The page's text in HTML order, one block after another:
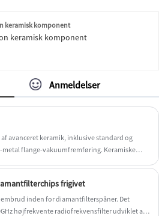
keramisk komponent
keramisk komponent
Anmeldelser
avanceret keramik, inklusive standard og
flange-vakuumfremføring. Keramiske
FeNiCo.
frigivet
inden for diamantfilterspåner. Det
højfrekvente radiofrekvensfilter udviklet af